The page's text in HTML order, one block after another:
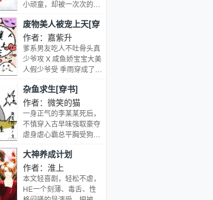
串奇特凶险的事件中，从
此进入了另一个世界，遭
遇到一群自称守卫人的特
殊人群，重新认识了世界
的历史。他苦苦寻找着自
己的真实身份，也苦苦追
索着远古恶魔的真相与秘
密。他，和神秘莫测的黑
暗魔王，一起等待着最终
的觉醒之日
矫如龙，幽能炮毁天灭
大军，静静待在随身仓库
里。 一人，即是军
团！ 如果不是玩家出
现，本书就是正经严肃的
穿越异界题材…… 作
为NPC，正常NPC对玩
家功能一应俱全……发布
任务？好感度调节？传授
技能？为什么会有选择成
为玩家跟随者选项啊，把
这项给我抠掉！哦，可以
解除的啊。 电竞第一
美女？只想学技能？告
辞，洒家卖身不卖
艺！ 哎等等，这群玩
家我怎么都认识啊！
得，现实世界也回到了十
小顽童，却被一次次的拉
既然天地如此，那么，我
要这天，再遮不住我眼；
我要这地，再束缚不住双
脚...修仙觅长生，热血任
逍遥，踏莲曳波涤剑骨，
废物美人被宠上天[穿
书]
作者：嘉紫升
爹系男友吃人不吐骨头真
少爷攻 X 咸鱼娇宝宝大美
人假少爷受 季雨穿成了被
主是个废物草包，而季
雨...他是个漂亮点的废物
草包 兜里光秃秃的漂亮草
包在街头抓了个小哥，眼
巴巴地自荐：兄弟，请我
钢琴带上分都可以的！全
都华而不实的那种，心虚
jpg 结果后来对方成了他
爹粉，比他亲爹还过分的
那种 大型国民综艺临时加
杂鱼求生[穿书]
作者：微笑的猫
一身正气的李某某死后，
不慎穿入古早味强取豪夺
虐身虐心霸总平胸受狗血
不是配角，是一条几乎没
台词的杂鱼。他将怎样心
怀理想、不向命运低头
呢？
大神养成计划
作者：淮上
本文轻喜剧，轻松不虐，
HE一个刻薄、毒舌、性